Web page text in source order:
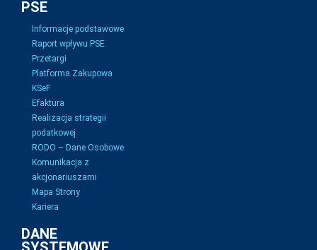
PSE
Informacje podstawowe
Raport wpływu PSE
Przetargi
Platforma Zakupowa
KSeF
Efaktura
Realizacja strategii
podatkowej
RODO – Dane Osobowe
Komunikacja z
akcjonariuszami
Mapa Strony
Kariera
DANE